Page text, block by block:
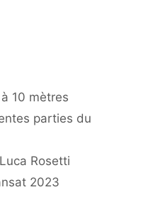
10 mètres
parties du
Rosetti
2023